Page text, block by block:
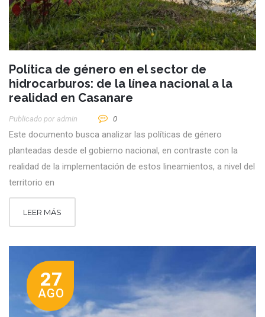
Política de género en el sector de
hidrocarburos: de la línea nacional a la
realidad en Casanare
Publicado por Admin 0
Este documento busca analizar las políticas de género
planteadas desde el gobierno nacional, en contraste con la
realidad de la implementación de estos lineamientos, a nivel del
territorio en
LEER MÁS
27
AGO